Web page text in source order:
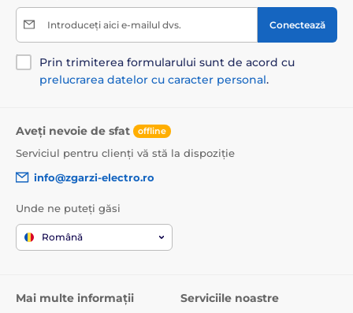
Introduceți aici e-mailul dvs. Conectează
Prin trimiterea formularului sunt de acord cu
prelucrarea datelor cu caracter personal.
Aveți nevoie de sfat offline
Serviciul pentru clienți vă stă la dispoziție
info@zgarzi-electro.ro
Unde ne puteți găsi
Română
Mai multe informații Serviciile noastre